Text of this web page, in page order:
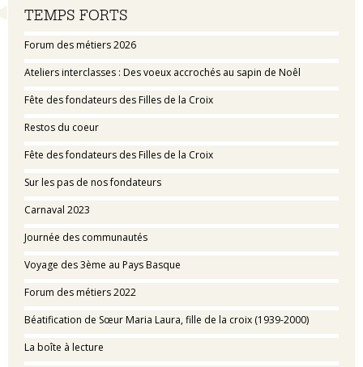
Navigation
TEMPS FORTS
Forum des métiers 2026
Ateliers interclasses : Des voeux accrochés au sapin de Noêl
Fête des fondateurs des Filles de la Croix
Restos du coeur
Fête des fondateurs des Filles de la Croix
Sur les pas de nos fondateurs
Carnaval 2023
Journée des communautés
Voyage des 3ème au Pays Basque
Forum des métiers 2022
Béatification de Sœur Maria Laura, fille de la croix (1939-2000)
La boîte à lecture